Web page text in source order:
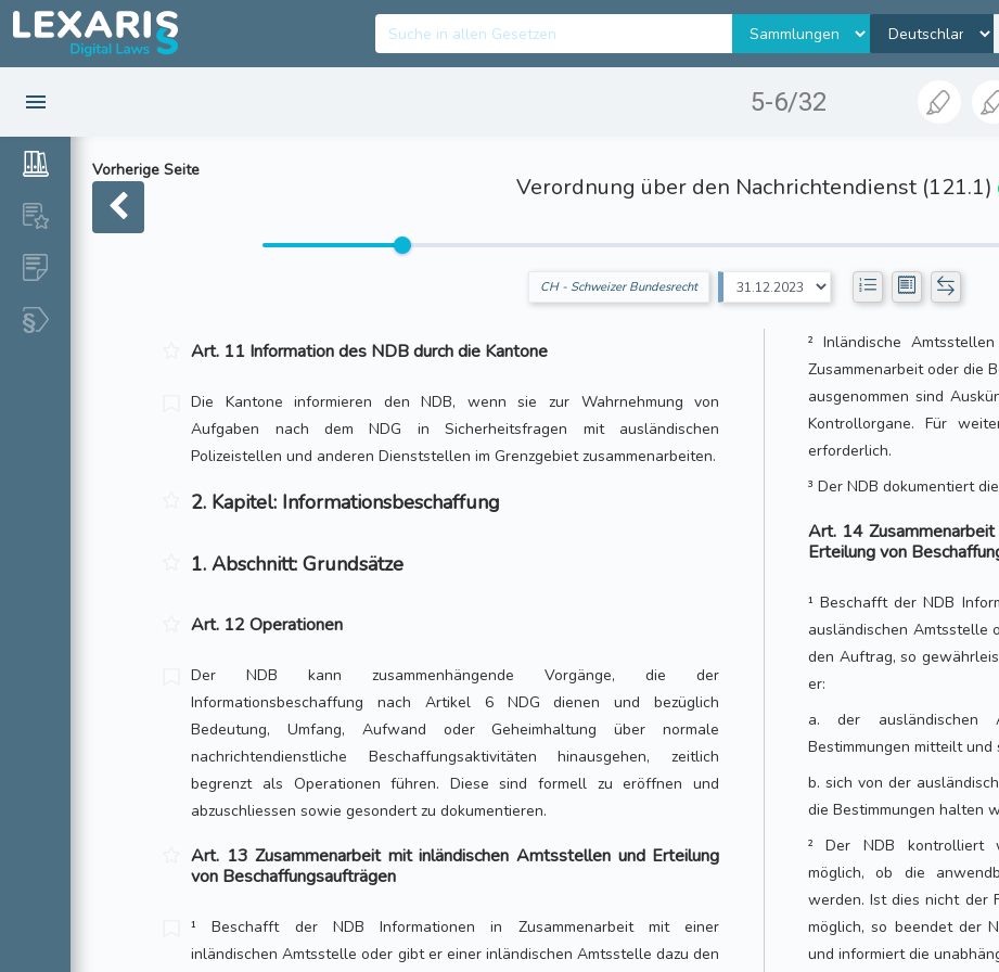
5-6/32
Vorherige Seite
Verordnung über den Nachrichtendienst (121.1)
CH - Schweizer Bundesrecht
Art. 11 Information des NDB durch die Kantone
Die Kantone informieren den NDB, wenn sie zur Wahrnehmung von
Aufgaben nach dem NDG in Sicherheitsfragen mit ausländischen
Polizeistellen und anderen Dienststellen im Grenzgebiet zusammenarbeiten.
2. Kapitel: Informationsbeschaffung
1. Abschnitt: Grundsätze
Art. 12 Operationen
Der NDB kann zusammenhängende Vorgänge, die der
Informationsbeschaffung nach Artikel 6 NDG dienen und bezüglich
Bedeutung, Umfang, Aufwand oder Geheimhaltung über normale
nachrichtendienstliche Beschaffungsaktivitäten hinausgehen, zeitlich
begrenzt als Operationen führen. Diese sind formell zu eröffnen und
abzuschliessen sowie gesondert zu dokumentieren.
Art. 13 Zusammenarbeit mit inländischen Amtsstellen und Erteilung
von Beschaffungsaufträgen
¹ Beschafft der NDB Informationen in Zusammenarbeit mit einer
inländischen Amtsstelle oder gibt er einer inländischen Amtsstelle dazu den
² Inländische
Zusammenarbeit oder die
ausgenommen sind
Kontrollorgane. Für
erforderlich.
³ Der NDB dokumentiert
Art. 14
Erteilung von
¹ Beschafft der NDB
ausländischen Amtsstelle
den Auftrag, so
er:
a. der ausländischen
Bestimmungen mitteilt
b. sich von der
die Bestimmungen halten
² Der NDB kontrolliert
möglich, ob die
werden. Ist dies nicht der
möglich, so beendet der
und informiert die